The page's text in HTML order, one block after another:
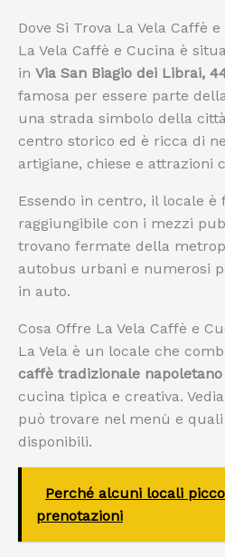
Dove Si Trova La Vela Caffè
La Vela Caffè e Cucina è
in Via San Biagio dei Librai,
famosa per essere parte
una strada simbolo della
centro storico ed è ricca di
artigiane, chiese e attrazioni
Essendo in centro, il locale è
raggiungibile con i mezzi
trovano fermate della
autobus urbani e numerosi
in auto.
Cosa Offre La Vela Caffè e
La Vela è un locale che
caffè tradizionale napoletano
cucina tipica e creativa.
può trovare nel menù e quali
disponibili.
Perché alcuni locali
prenotazioni